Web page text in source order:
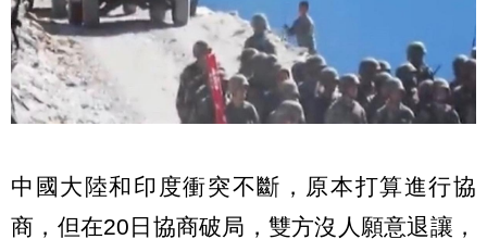
中國大陸和印度衝突不斷，原本打算進行協
商，但在20日協商破局，雙方沒人願意退讓，